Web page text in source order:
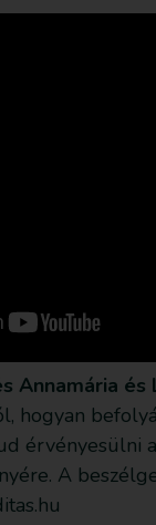
Annamária és
hogyan
érvényesülni
A